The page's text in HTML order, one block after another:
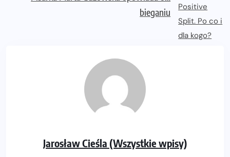
bieganiu
Jarosław Cieśla (Wszystkie wpisy)